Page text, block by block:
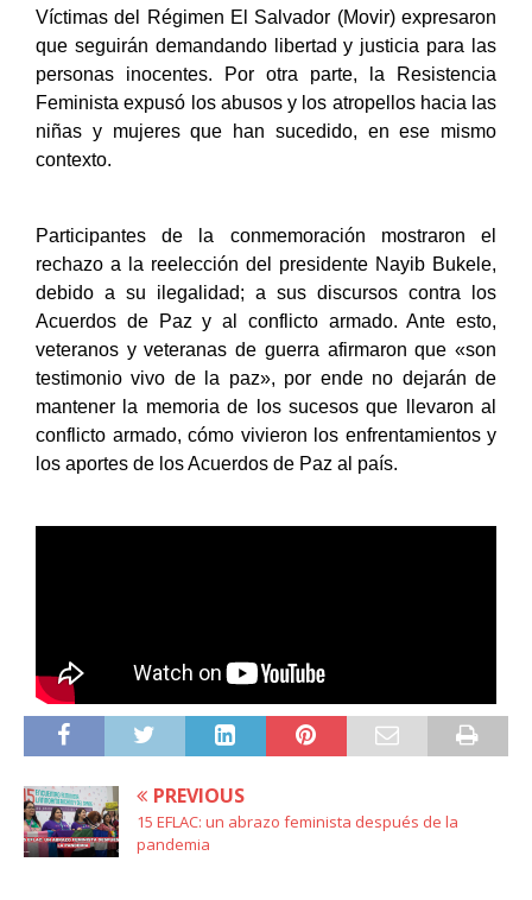
Víctimas del Régimen El Salvador (Movir) expresaron
que seguirán demandando libertad y justicia para las
personas inocentes. Por otra parte, la Resistencia
Feminista expusó los abusos y los atropellos hacia las
niñas y mujeres que han sucedido, en ese mismo
contexto.
Participantes de la conmemoración mostraron el
rechazo a la reelección del presidente Nayib Bukele,
debido a su ilegalidad; a sus discursos contra los
Acuerdos de Paz y al conflicto armado. Ante esto,
veteranos y veteranas de guerra afirmaron que «son
testimonio vivo de la paz», por ende no dejarán de
mantener la memoria de los sucesos que llevaron al
conflicto armado, cómo vivieron los enfrentamientos y
los aportes de los Acuerdos de Paz al país.
PREVIOUS
15 EFLAC: un abrazo feminista después de la
pandemia